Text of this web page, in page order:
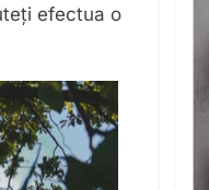
efectua o